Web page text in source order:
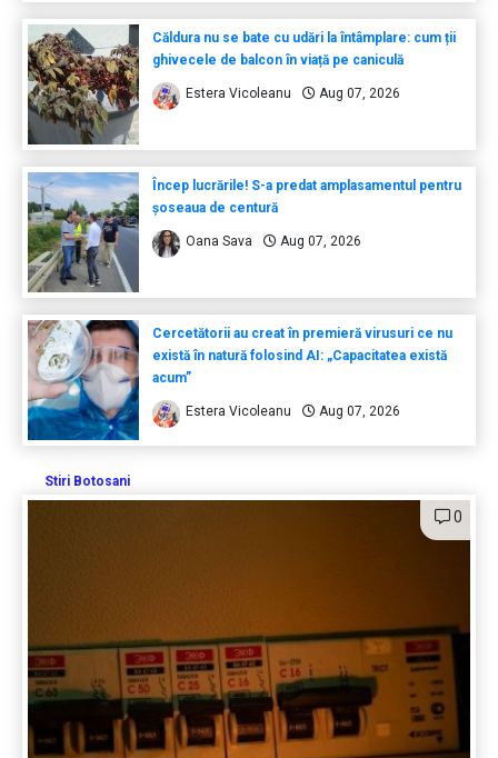
Căldura nu se bate cu udări la întâmplare: cum ții
ghivecele de balcon în viață pe caniculă
Estera Vicoleanu Aug 07, 2026
Încep lucrările! S-a predat amplasamentul pentru
șoseaua de centură
Oana Sava Aug 07, 2026
Cercetătorii au creat în premieră virusuri ce nu
există în natură folosind AI: „Capacitatea există
acum”
Estera Vicoleanu Aug 07, 2026
Stiri Botosani
0